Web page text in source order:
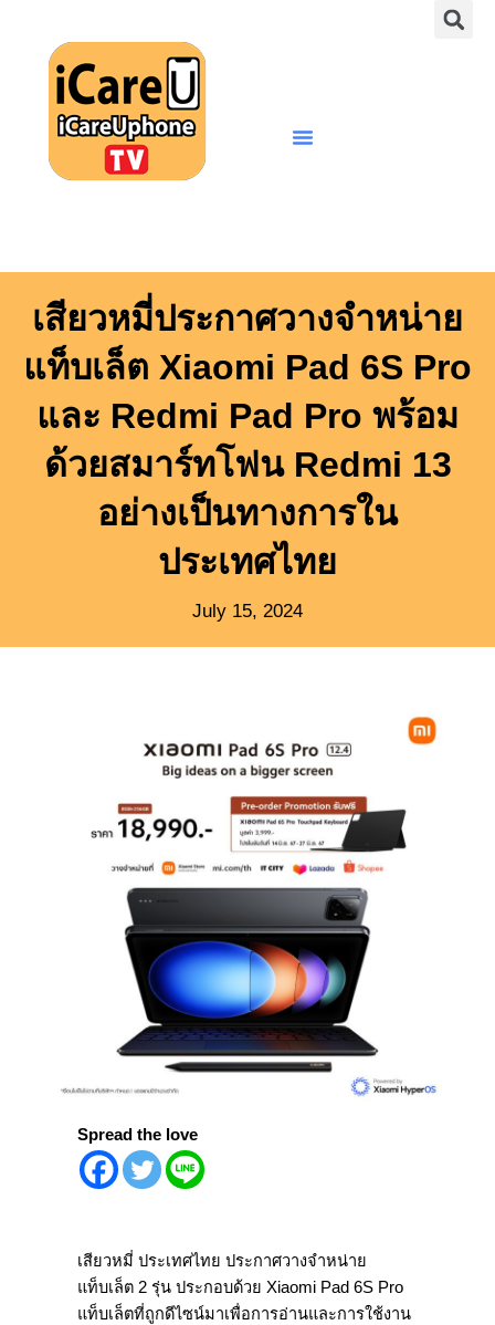
content
เสียวหมี่ประกาศวางจำหน่าย
แท็บเล็ต Xiaomi Pad 6S Pro
และ Redmi Pad Pro พร้อม
ด้วยสมาร์ทโฟน Redmi 13
อย่างเป็นทางการใน
ประเทศไทย
July 15, 2024
Spread the love
เสียวหมี่ ประเทศไทย ประกาศวางจำหน่าย
แท็บเล็ต 2 รุ่น ประกอบด้วย Xiaomi Pad 6S Pro
แท็บเล็ตที่ถูกดีไซน์มาเพื่อการอ่านและการใช้งาน